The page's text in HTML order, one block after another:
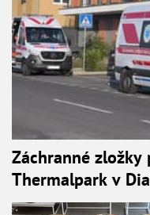
Záchranné zložky
Thermalpark v